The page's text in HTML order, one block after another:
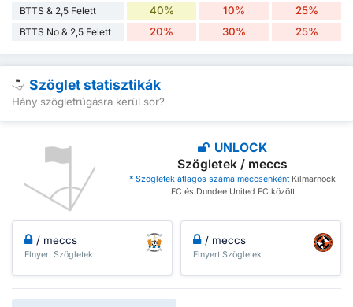
BTTS & 2,5 Felett 40% 10% 25%
BTTS No & 2,5 Felett 20% 30% 25%
Szöglet statisztikák
Hány szögletrúgásra kerül sor?
UNLOCK
Szögletek / meccs
* Szögletek átlagos száma meccsenkéntKilmarnock
FC és Dundee United FC között
/ meccs
Elnyert Szögletek
/ meccs
Elnyert Szögletek